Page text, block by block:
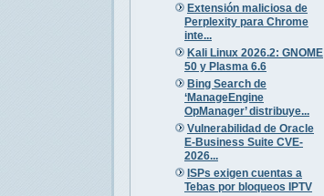
Extensión maliciosa de
Perplexity para Chrome
inte...
Kali Linux 2026.2: GNOME
50 y Plasma 6.6
Bing Search de
‘ManageEngine
OpManager’ distribuye...
Vulnerabilidad de Oracle
E-Business Suite CVE-
2026...
ISPs exigen cuentas a
Tebas por bloqueos IPTV